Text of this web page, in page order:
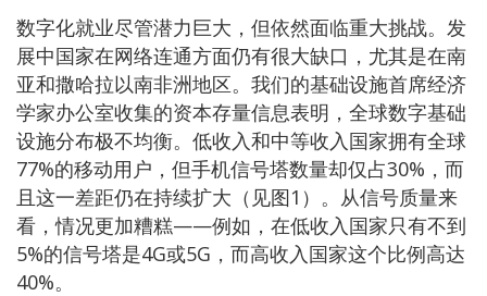
数字化就业尽管潜力巨大，但依然面临重大挑战。发
展中国家在网络连通方面仍有很大缺口，尤其是在南
亚和撒哈拉以南非洲地区。我们的基础设施首席经济
学家办公室收集的资本存量信息表明，全球数字基础
设施分布极不均衡。低收入和中等收入国家拥有全球
77%的移动用户，但手机信号塔数量却仅占30%，而
且这一差距仍在持续扩大（见图1）。从信号质量来
看，情况更加糟糕——例如，在低收入国家只有不到
5%的信号塔是4G或5G，而高收入国家这个比例高达
40%。